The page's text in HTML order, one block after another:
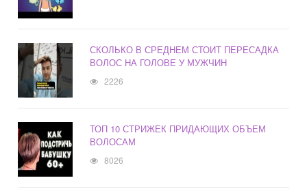
СКОЛЬКО В СРЕДНЕМ СТОИТ ПЕРЕСАДКА
ВОЛОС НА ГОЛОВЕ У МУЖЧИН
2226
ТОП 10 СТРИЖЕК ПРИДАЮЩИХ ОБЪЕМ
ВОЛОСАМ
8026